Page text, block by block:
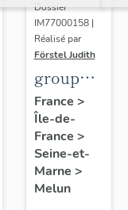
Dossier
IM77000158 |
Réalisé par
Förstel Judith
groupe
des
Trois
Grâces
France >
Île-de-
France >
Seine-et-
Marne >
Melun